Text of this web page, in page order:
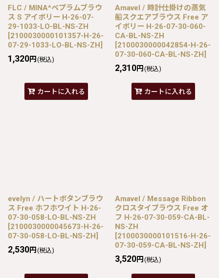
FLC / MINA*ペプラムブラウ
ス S アイボリー H-26-07-
29-1033-LO-BL-NS-ZH
[2100030000101357-H-26-
07-29-1033-LO-BL-NS-ZH]
1,320円 (税込)
カートに入れる
Amavel / 時計仕掛けの蒸気
船スクエアブラウス Free ア
イボリー H-26-07-30-060-
CA-BL-NS-ZH
[2100030000042854-H-26-
07-30-060-CA-BL-NS-ZH]
2,310円 (税込)
カートに入れる
evelyn / ハートボタンブラウ
ス Free ホフホワイト H-26-
07-30-058-LO-BL-NS-ZH
[2100030000045673-H-26-
07-30-058-LO-BL-NS-ZH]
2,530円 (税込)
Amavel / Message Ribbon
クロスタイブラウス Free オ
フ H-26-07-30-059-CA-BL-
NS-ZH
[2100030000101516-H-26-
07-30-059-CA-BL-NS-ZH]
3,520円 (税込)